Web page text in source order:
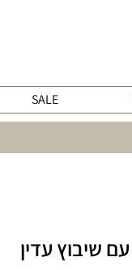
SALE
שיבוץ עדין